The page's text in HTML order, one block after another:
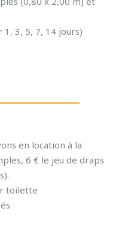
3, 5, 7, 14 jours)
en location à la
6 € le jeu de draps
toilette